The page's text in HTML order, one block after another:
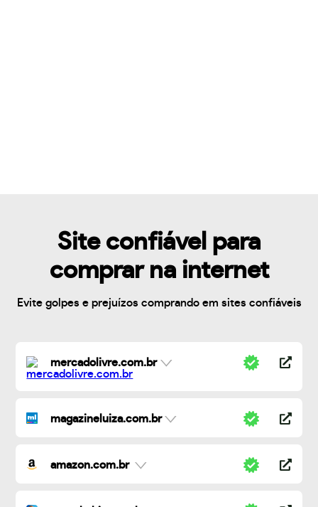
Site confiável para
comprar na internet
Evite golpes e prejuízos comprando em sites confiáveis
mercadolivre.com.br
magazineluiza.com.br
amazon.com.br